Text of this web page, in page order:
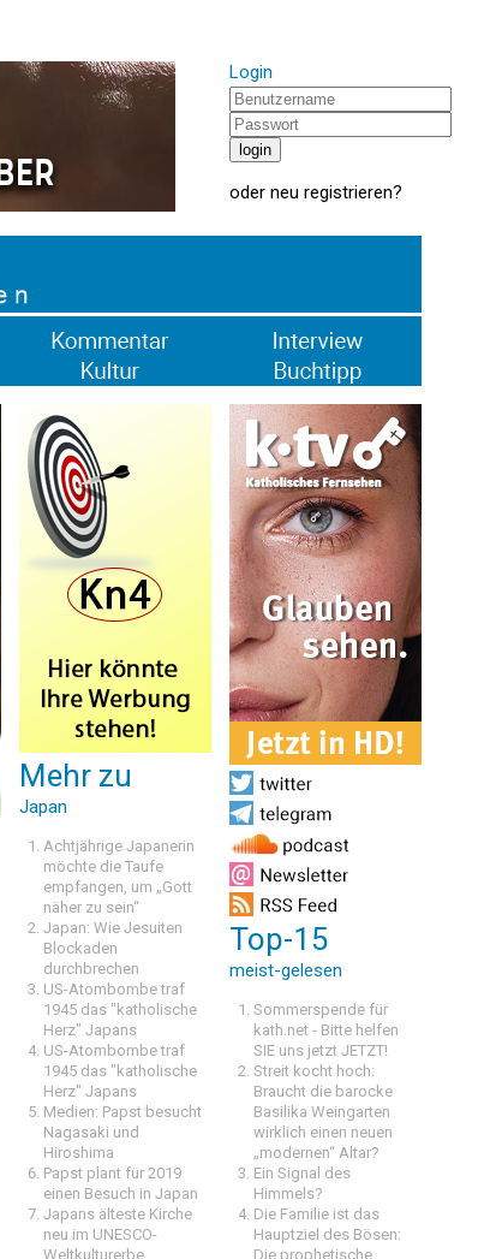
Login
oder neu registrieren?
Mehr zu
Japan
Achtjährige Japanerin
möchte die Taufe
empfangen, um „Gott
näher zu sein“
Japan: Wie Jesuiten
Blockaden
durchbrechen
US-Atombombe traf
1945 das "katholische
Herz" Japans
US-Atombombe traf
1945 das "katholische
Herz" Japans
Medien: Papst besucht
Nagasaki und
Hiroshima
Papst plant für 2019
einen Besuch in Japan
Japans älteste Kirche
neu im UNESCO-
Weltkulturerbe
Top-15
meist-gelesen
Sommerspende für
kath.net - Bitte helfen
SIE uns jetzt JETZT!
Streit kocht hoch:
Braucht die barocke
Basilika Weingarten
wirklich einen neuen
„modernen“ Altar?
Ein Signal des
Himmels?
Die Familie ist das
Hauptziel des Bösen:
Die prophetische